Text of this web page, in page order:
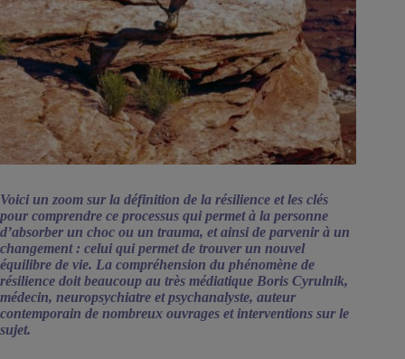
Voici un zoom sur la définition de la résilience et les clés
pour comprendre ce processus qui permet à la personne
d’absorber un choc ou un trauma, et ainsi de parvenir à un
changement : celui qui permet de trouver un nouvel
équilibre de vie. La compréhension du phénomène de
résilience doit beaucoup au très médiatique Boris Cyrulnik,
médecin, neuropsychiatre et psychanalyste, auteur
contemporain de nombreux ouvrages et interventions sur le
sujet.